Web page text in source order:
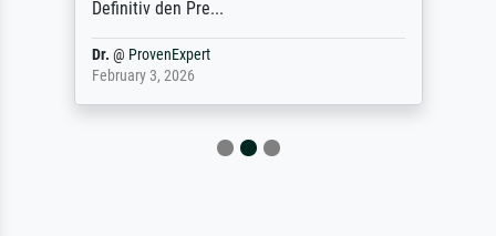
Definitiv den Pre...
Dr. @ ProvenExpert
February 3, 2026